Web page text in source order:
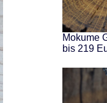
Mokume
bis 219